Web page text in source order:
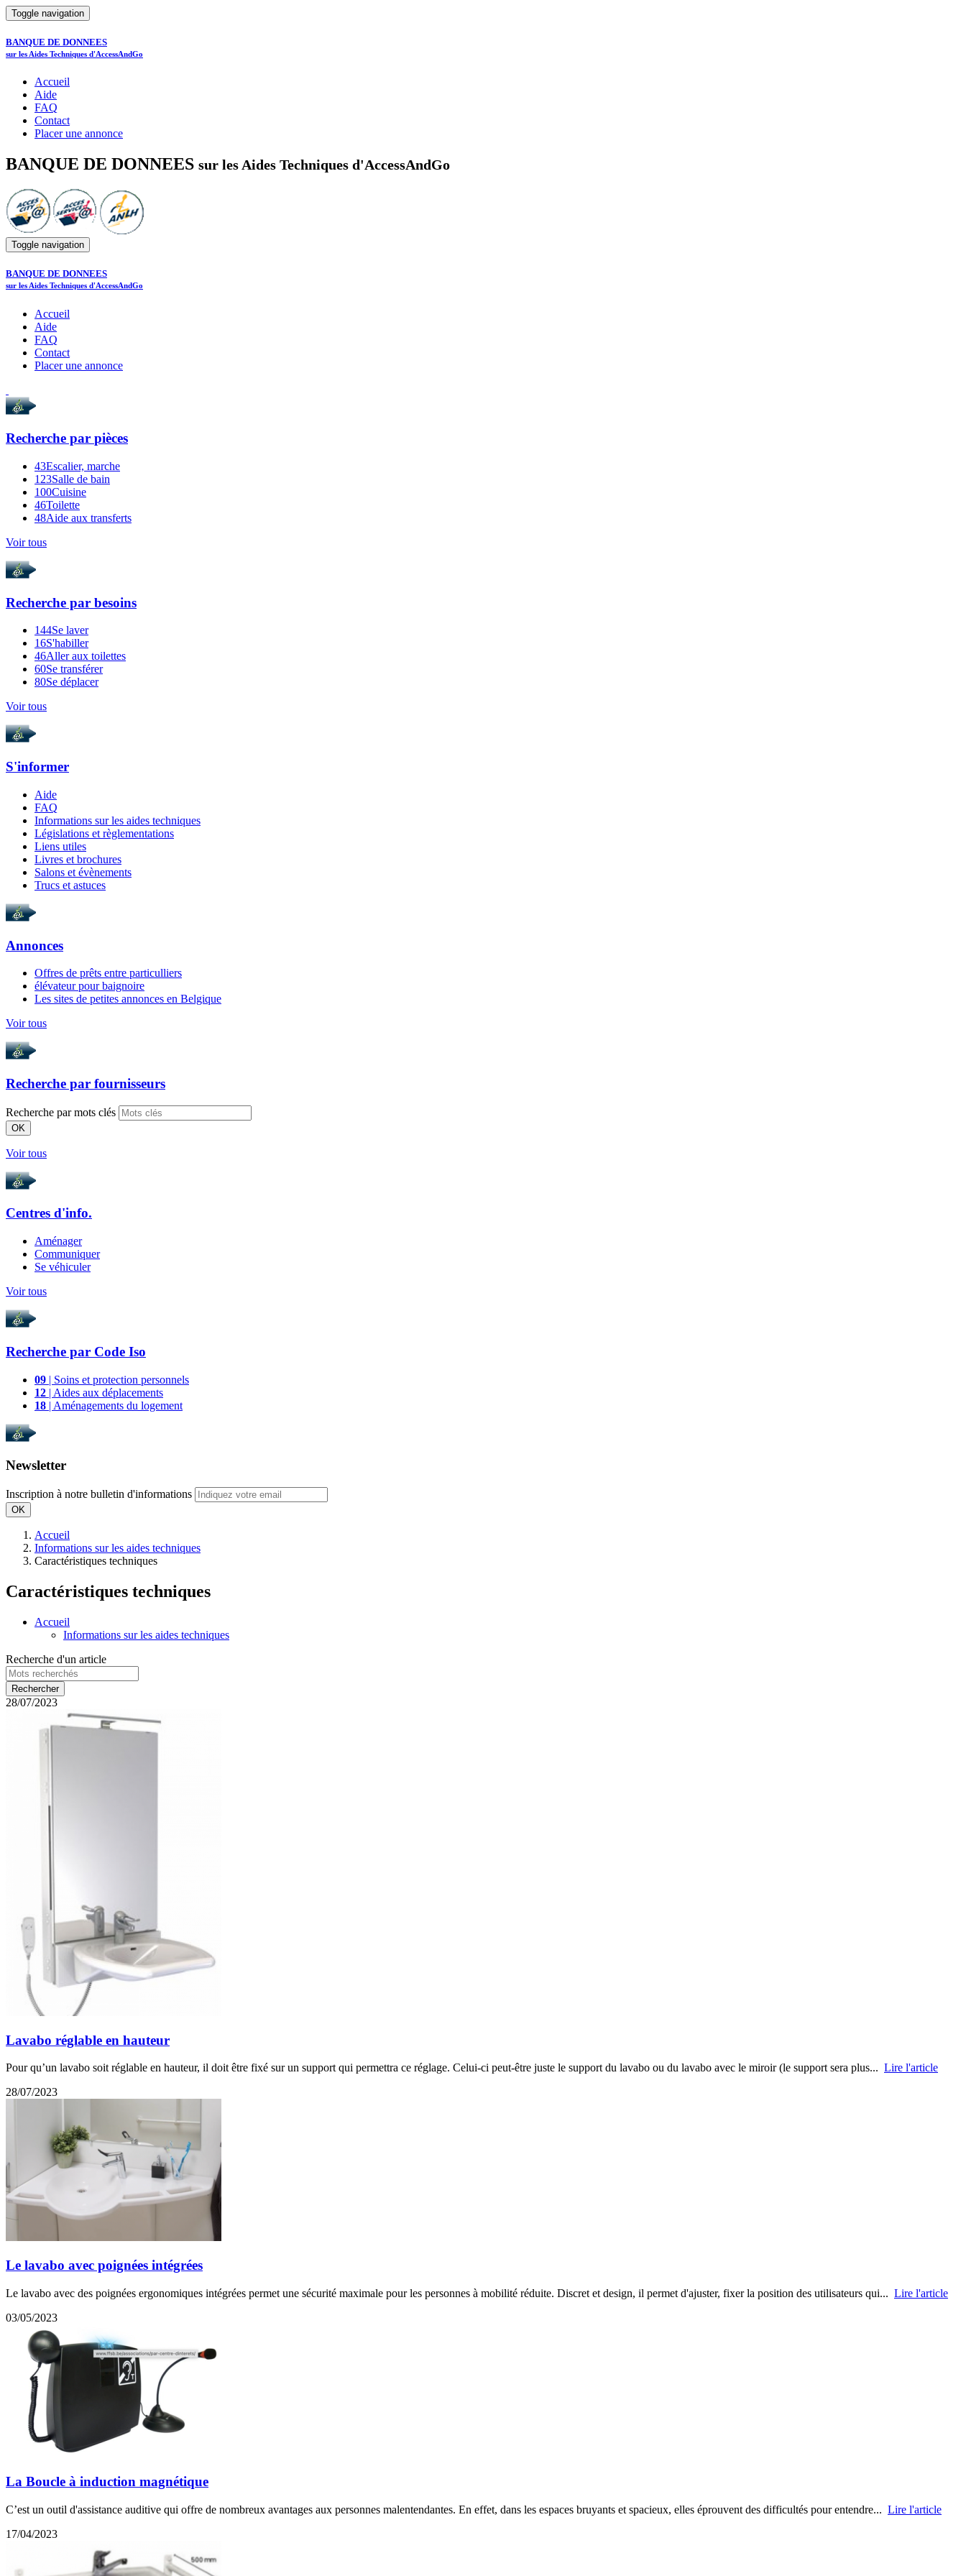
Toggle navigation
BANQUE DE DONNEES
sur les Aides Techniques d'AccessAndGo
Accueil
Aide
FAQ
Contact
Placer une annonce
BANQUE DE DONNEES sur les Aides Techniques d'AccessAndGo
Toggle navigation
BANQUE DE DONNEES
sur les Aides Techniques d'AccessAndGo
Accueil
Aide
FAQ
Contact
Placer une annonce
Recherche par pièces
43Escalier, marche
123Salle de bain
100Cuisine
46Toilette
48Aide aux transferts
Voir tous
Recherche par besoins
144Se laver
16S'habiller
46Aller aux toilettes
60Se transférer
80Se déplacer
Voir tous
S'informer
Aide
FAQ
Informations sur les aides techniques
Législations et règlementations
Liens utiles
Livres et brochures
Salons et évènements
Trucs et astuces
Annonces
Offres de prêts entre particulliers
élévateur pour baignoire
Les sites de petites annonces en Belgique
Voir tous
Recherche par fournisseurs
Recherche par mots clés
OK
Voir tous
Centres d'info.
Aménager
Communiquer
Se véhiculer
Voir tous
Recherche par Code Iso
09 | Soins et protection personnels
12 | Aides aux déplacements
18 | Aménagements du logement
Newsletter
Inscription à notre bulletin d'informations
OK
Accueil
Informations sur les aides techniques
Caractéristiques techniques
Caractéristiques techniques
Accueil
Informations sur les aides techniques
Recherche d'un article
28/07/2023
Lavabo réglable en hauteur
Pour qu’un lavabo soit réglable en hauteur, il doit être fixé sur un support qui permettra ce réglage. Celui-ci peut-être juste le support du lavabo ou du lavabo avec le miroir (le support sera plus... Lire l'article
28/07/2023
Le lavabo avec poignées intégrées
Le lavabo avec des poignées ergonomiques intégrées permet une sécurité maximale pour les personnes à mobilité réduite. Discret et design, il permet d'ajuster, fixer la position des utilisateurs qui... Lire l'article
03/05/2023
La Boucle à induction magnétique
C’est un outil d'assistance auditive qui offre de nombreux avantages aux personnes malentendantes. En effet, dans les espaces bruyants et spacieux, elles éprouvent des difficultés pour entendre... Lire l'article
17/04/2023